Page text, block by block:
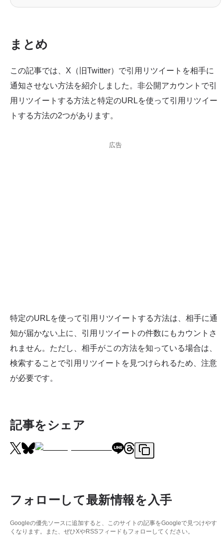
まとめ
この記事では、X（旧Twitter）で引用リツイートを相手に
通知させない方法を紹介しました。非公開アカウントで引
用リツイートする方法と特定のURLを使って引用リツイー
トする方法の2つがあります。
広告
特定のURLを使って引用リツイートする方法は、相手に通
知が届かない上に、引用リツイートの件数にもカウントさ
れません。ただし、相手がこの方法を知っている場合は、
検索することで引用リツイートを見つけられるため、注意
が必要です。
記事をシェア
フォローして最新情報を入手
Googleの優先ソースに追加すると、このサイトの記事をGoogleで見つけやす
くなります。また、ぜひXやRSSフィードもフォローしてください。